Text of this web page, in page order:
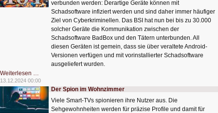
verbunden werden: Derartige Geräte können mit
Schadsoftware infiziert werden und sind daher immer häufiger
Ziel von Cyberkriminellen. Das BSI hat nun bei bis zu 30.000
solcher Geräte die Kommunikation zwischen der
Schadsoftware BadBox und den Tätern unterbunden. All
diesen Geräten ist gemein, dass sie über veraltete Android-
Versionen verfügen und mit vorinstallierter Schadsoftware
ausgeliefert wurden.
Weiterlesen …
Schadsoftware
auf
IoT-
Geräten
hin
13.12.2024 00:00
Der Spion im Wohnzimmer
Viele Smart-TVs spionieren ihre Nutzer aus. Die
Sehgewohnheiten werden für präzise Profile und damit für